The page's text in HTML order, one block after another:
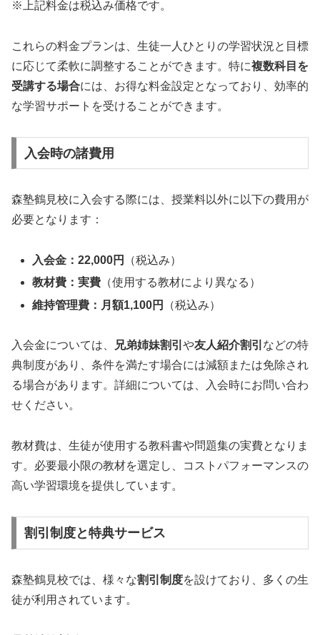
※上記料金は税込み価格です。
これらの料金プランは、生徒一人ひとりの学習状況と目標
に応じて柔軟に調整することができます。特に複数科目を
受講する場合には、お得な料金設定となっており、効率的
な学習サポートを受けることができます。
入会時の諸費用
森塾鶴見校に入会する際には、授業料以外に以下の費用が
必要となります：
入会金：22,000円
（税込み）
教材費：実費 （使用する教材により異なる）
維持管理費：月額1,100円
（税込み）
入会金については、 兄弟姉妹割引 や友人紹介割引 などの特
典制度があり、条件を満たす場合には減額または免除され
る場合があります。詳細については、入会時にお問い合わ
せください。
教材費は、生徒が使用する教科書や問題集の実費となりま
す。必要最小限の教材を選定し、コストパフォーマンスの
高い学習環境を提供しています。
割引制度と特典サービス
森塾鶴見校では、様々な割引制度を設けており、多くの生
徒が利用されています。